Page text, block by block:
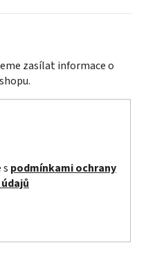
zasílat informace o
podmínkami ochrany